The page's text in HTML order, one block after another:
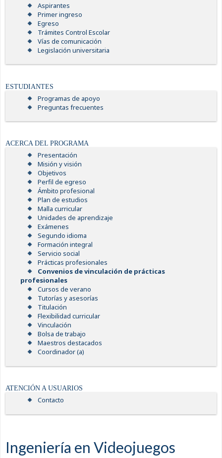
Aspirantes
Primer ingreso
Egreso
Trámites Control Escolar
Vías de comunicación
Legislación universitaria
ESTUDIANTES
Programas de apoyo
Preguntas frecuentes
ACERCA DEL PROGRAMA
Presentación
Misión y visión
Objetivos
Perfil de egreso
Ámbito profesional
Plan de estudios
Malla curricular
Unidades de aprendizaje
Exámenes
Segundo idioma
Formación integral
Servicio social
Prácticas profesionales
Convenios de vinculación de prácticas
profesionales
Cursos de verano
Tutorías y asesorías
Titulación
Flexibilidad curricular
Vinculación
Bolsa de trabajo
Maestros destacados
Coordinador (a)
ATENCIÓN A USUARIOS
Contacto
Ingeniería en Videojuegos